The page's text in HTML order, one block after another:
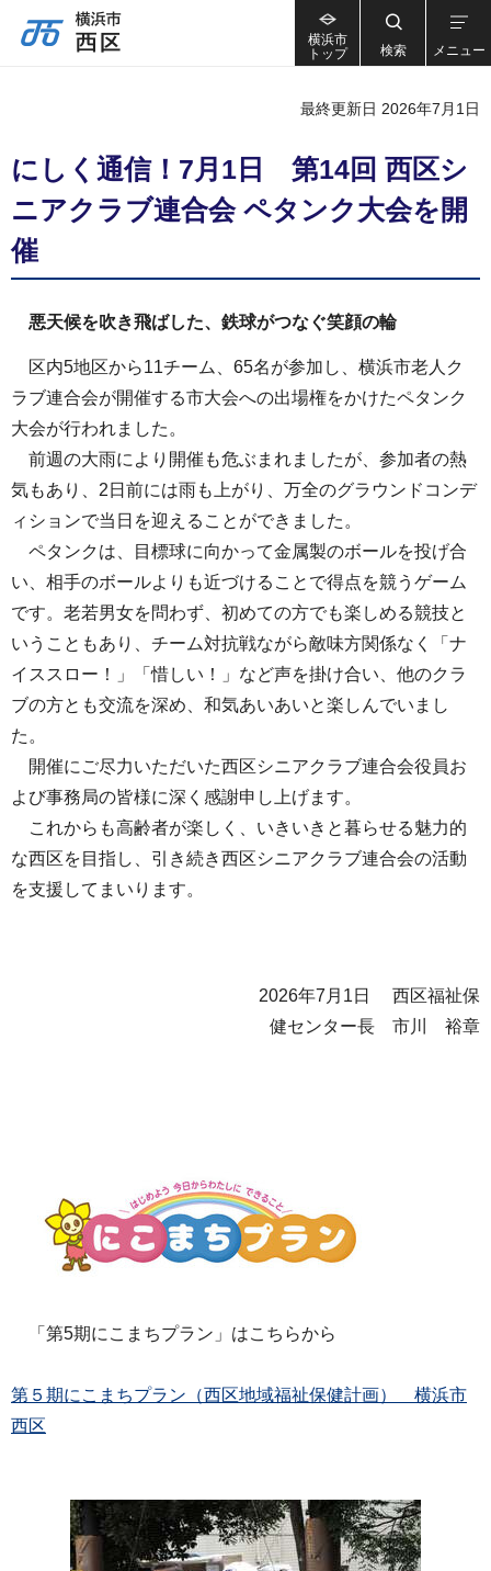
横浜市
トップ
検索 メニュー
最終更新日 2026年7月1日
にしく通信！7月1日 第14回 西区シ
ニアクラブ連合会 ペタンク大会を開
催
悪天候を吹き飛ばした、鉄球がつなぐ笑顔の輪
区内5地区から11チーム、65名が参加し、横浜市老人ク
ラブ連合会が開催する市大会への出場権をかけたペタンク
大会が行われました。
前週の大雨により開催も危ぶまれましたが、参加者の熱
気もあり、2日前には雨も上がり、万全のグラウンドコンデ
ィションで当日を迎えることができました。
ペタンクは、目標球に向かって金属製のボールを投げ合
い、相手のボールよりも近づけることで得点を競うゲーム
です。老若男女を問わず、初めての方でも楽しめる競技と
いうこともあり、チーム対抗戦ながら敵味方関係なく「ナ
イススロー！」「惜しい！」など声を掛け合い、他のクラ
ブの方とも交流を深め、和気あいあいと楽しんでいまし
た。
開催にご尽力いただいた西区シニアクラブ連合会役員お
よび事務局の皆様に深く感謝申し上げます。
これからも高齢者が楽しく、いきいきと暮らせる魅力的
な西区を目指し、引き続き西区シニアクラブ連合会の活動
を支援してまいります。
2026年7月1日 西区福祉保
健センター長 市川 裕章
「第5期にこまちプラン」はこちらから
第５期にこまちプラン（西区地域福祉保健計画） 横浜市
西区